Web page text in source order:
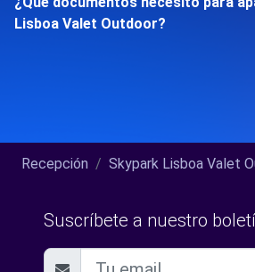
Lisboa Valet Outdoor?
Recepción Skypark Lisboa Valet
Suscríbete a nuestro